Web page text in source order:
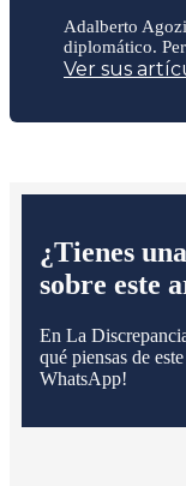
Adalberto
diplomático.
Ver sus
¿Tienes
sobre este
En La
qué piensas de
WhatsApp!